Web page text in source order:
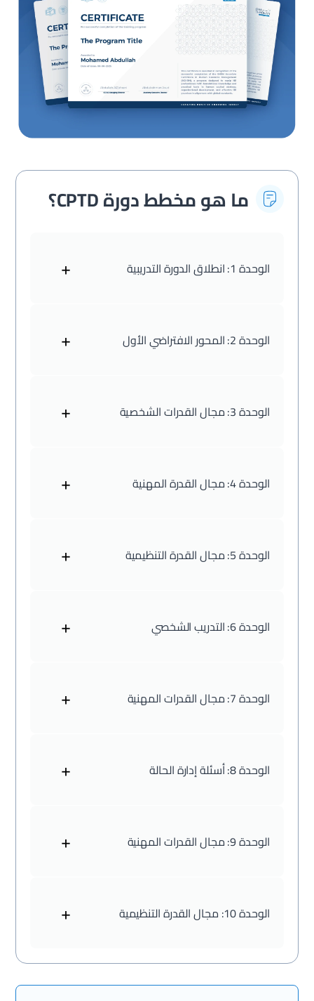
ما هو مخطط دورة CPTD؟
الوحدة 1: انطلاق الدورة التدريبية +
الوحدة 2: المحور الافتراضي الأول +
الوحدة 3: مجال القدرات الشخصية +
الوحدة 4: مجال القدرة المهنية +
الوحدة 5: مجال القدرة التنظيمية +
الوحدة 6: التدريب الشخصي +
الوحدة 7: مجال القدرات المهنية +
الوحدة 8: أسئلة إدارة الحالة +
الوحدة 9: مجال القدرات المهنية +
الوحدة 10: مجال القدرة التنظيمية +